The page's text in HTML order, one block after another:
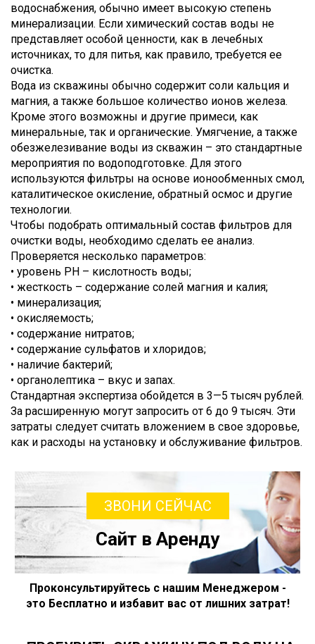
водоснабжения, обычно имеет высокую степень
минерализации. Если химический состав воды не
представляет особой ценности, как в лечебных
источниках, то для питья, как правило, требуется ее
очистка.
Вода из скважины обычно содержит соли кальция и
магния, а также большое количество ионов железа.
Кроме этого возможны и другие примеси, как
минеральные, так и органические. Умягчение, а также
обезжелезивание воды из скважин – это стандартные
мероприятия по водоподготовке. Для этого
используются фильтры на основе ионообменных смол,
каталитическое окисление, обратный осмос и другие
технологии.
Чтобы подобрать оптимальный состав фильтров для
очистки воды, необходимо сделать ее анализ.
Проверяется несколько параметров:
• уровень PH – кислотность воды;
• жесткость – содержание солей магния и калия;
• минерализация;
• окисляемость;
• содержание нитратов;
• содержание сульфатов и хлоридов;
• наличие бактерий;
• органолептика – вкус и запах.
Стандартная экспертиза обойдется в 3—5 тысяч рублей.
За расширенную могут запросить от 6 до 9 тысяч. Эти
затраты следует считать вложением в свое здоровье,
как и расходы на установку и обслуживание фильтров.
ЗВОНИ СЕЙЧАС
Сайт в Аренду
Проконсультируйтесь с нашим Менеджером -
это Бесплатно и избавит вас от лишних затрат!